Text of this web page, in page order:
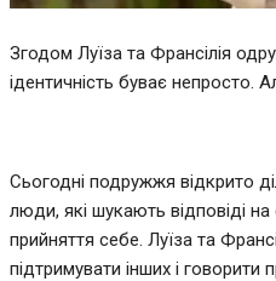
Згодом Луїза та Франсілія
ідентичність буває непросто.
Сьогодні подружжя відкрито
люди, які шукають відповіді на
прийняття себе. Луїза та
підтримувати інших і